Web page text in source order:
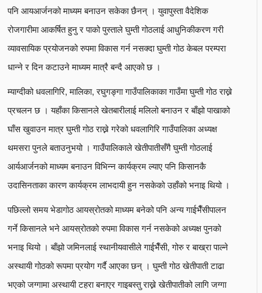
पनि आयआर्जनको माध्यम बनाउन सकेका छैनन् । युवापुस्ता वैदेशिक
रोजगारीमा आकर्षित हुनु र पाको पुस्ताले घुम्ती गोठलाई आधुनिकीकरण गरी
व्यावसायिक प्रयोजनको रुपमा विकास गर्न नसक्दा घुम्ती गोठ केबल परम्परा
धान्ने र दिन कटाउने माध्यम मात्रै बन्दै आएको छ ।
म्याग्दीको धवलागिरि, मालिका, रघुगङ्गा गाउँपालिकाका गाउँमा घुम्ती गोठ राख्ने
प्रचलन छ । यहाँका किसानले खेतबारीलाई मलिलो बनाउन र बाँझो पाखाको
घाँस खुवाउन मात्र घुम्ती गोठ राख्ने गरेको धवलागिरि गाउँपालिका अध्यक्ष
थमसरा पुनले बताउनुभयो । गाउँपालिकाले खेतीपातीसँगै घुम्ती गोठलाई
आर्यआर्जनको माध्यम बनाउन विभिन्न कार्यक्रम ल्याए पनि किसानकै
उदासिनताका कारण कार्यक्रम लाभदायी हुन नसकेको उहाँको भनाइ थियो ।
पछिल्लो समय भेडागोठ आयस्रोतको माध्यम बनेको पनि अन्य गाईभैँसीपालन
गर्ने किसानले भने आयस्रोतको रुपमा विकास गर्न नसकेको अध्यक्ष पुनको
भनाइ थियो । बाँझो जमिनलाई स्थानीयवासीले गाईभैँसी, गोरु र बाख्रा पाल्ने
अस्थायी गोठको रूपमा प्रयोग गर्दै आएका छन् । घुम्ती गोठ खेतीपाती टाढा
भएको जग्गामा अस्थायी टहरा बनाएर गाइबस्तु राख्ने खेतीपातीको लागि जग्गा